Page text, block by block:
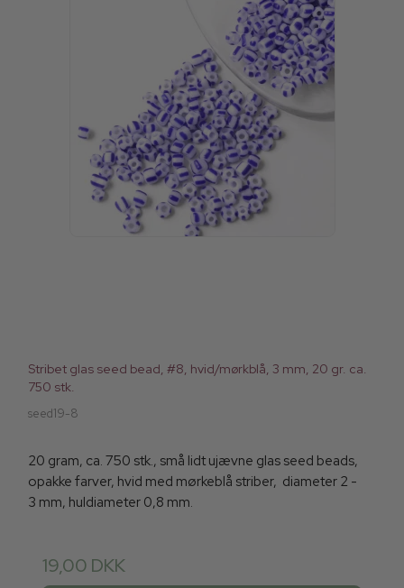
Stribet glas seed bead, #8, hvid/mørkblå, 3 mm, 20 gr. ca.
750 stk.
seed19-8
20 gram, ca. 750 stk., små lidt ujævne glas seed beads,
opakke farver, hvid med mørkeblå striber, diameter 2 -
3 mm, huldiameter 0,8 mm.
19,00 DKK